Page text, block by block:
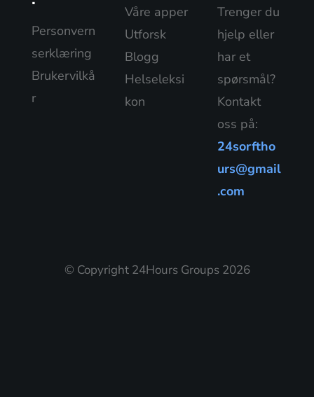
Personvern
serklæring
Brukervilkå
r
Våre apper
Utforsk
Blogg
Helseleksi
kon
Trenger du
hjelp eller
har et
spørsmål?
Kontakt
oss på:
24sorftho
urs@gmail
.com
© Copyright 24Hours Groups 2026